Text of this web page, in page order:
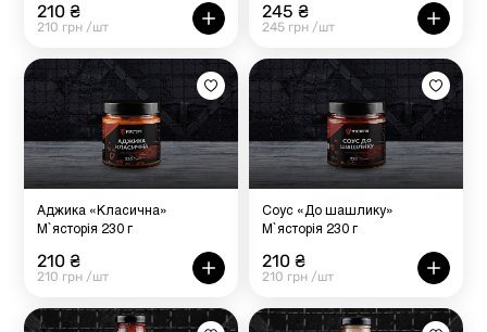
210 ₴
210 грн /шт
245 ₴
245 грн /шт
Аджика «Класична»
М`ясторія 230 г
210 ₴
210 грн /шт
Соус «До шашлику»
М`ясторія 230 г
210 ₴
210 грн /шт